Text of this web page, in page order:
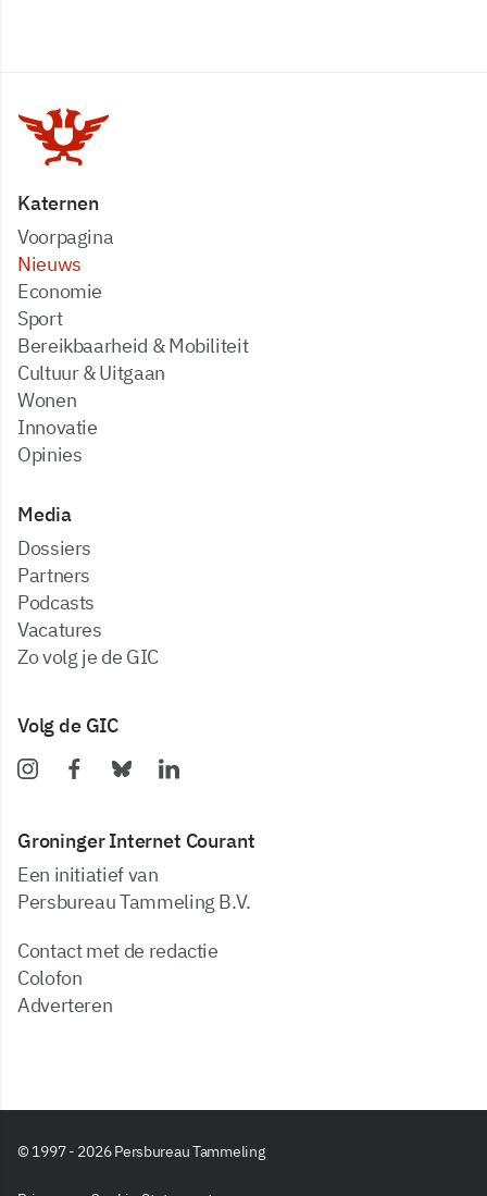
Katernen
Voorpagina
Nieuws
Economie
Sport
Bereikbaarheid & Mobiliteit
Cultuur & Uitgaan
Wonen
Innovatie
Opinies
Media
dossiers
partners
podcasts
vacatures
zo volg je de GIC
Volg de GIC
Groninger Internet Courant
Een initiatief van
Persbureau Tammeling B.V.
Contact met de redactie
Colofon
Adverteren
© 1997 - 2026 Persbureau Tammeling